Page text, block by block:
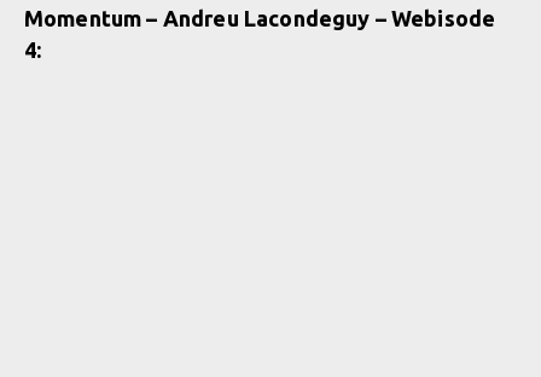
Momentum – Andreu Lacondeguy – Webisode
4: